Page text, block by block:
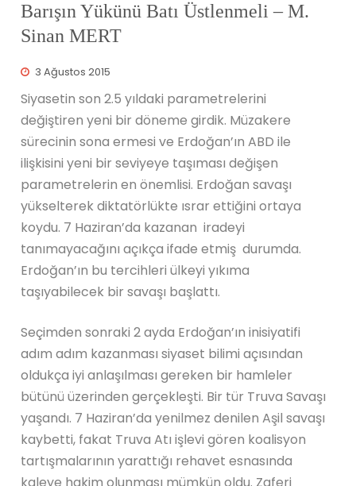
Barışın Yükünü Batı Üstlenmeli – M.
Sinan MERT
3 Ağustos 2015
Siyasetin son 2.5 yıldaki parametrelerini
değiştiren yeni bir döneme girdik. Müzakere
sürecinin sona ermesi ve Erdoğan’ın ABD ile
ilişkisini yeni bir seviyeye taşıması değişen
parametrelerin en önemlisi. Erdoğan savaşı
yükselterek diktatörlükte ısrar ettiğini ortaya
koydu. 7 Haziran’da kazanan iradeyi
tanımayacağını açıkça ifade etmiş durumda.
Erdoğan’ın bu tercihleri ülkeyi yıkıma
taşıyabilecek bir savaşı başlattı.
Seçimden sonraki 2 ayda Erdoğan’ın inisiyatifi
adım adım kazanması siyaset bilimi açısından
oldukça iyi anlaşılması gereken bir hamleler
bütünü üzerinden gerçekleşti. Bir tür Truva Savaşı
yaşandı. 7 Haziran’da yenilmez denilen Aşil savaşı
kaybetti, fakat Truva Atı işlevi gören koalisyon
tartışmalarının yarattığı rehavet esnasında
kaleye hakim olunması mümkün oldu. Zaferi